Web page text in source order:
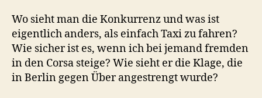
Wo sieht man die Konkurrenz und was ist
eigentlich anders, als einfach Taxi zu fahren?
Wie sicher ist es, wenn ich bei jemand fremden
in den Corsa steige? Wie sieht er die Klage, die
in Berlin gegen Über angestrengt wurde?